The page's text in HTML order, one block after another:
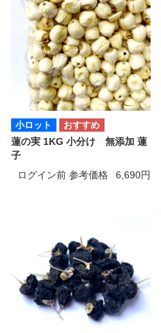
小ロット
蓮の実 1KG 小分け 無添加 蓮
子
ログイン前 参考価格
6,690円